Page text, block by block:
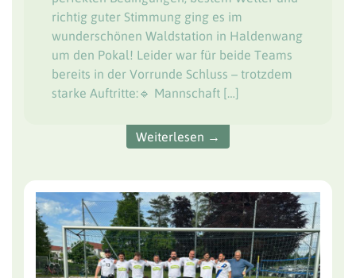
richtig guter Stimmung ging es im
wunderschönen Waldstation in Haldenwang
um den Pokal! Leider war für beide Teams
bereits in der Vorrunde Schluss – trotzdem
starke Auftritte:🔹 Mannschaft […]
Weiterlesen →